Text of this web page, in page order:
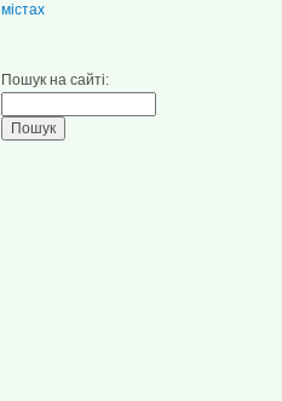
містах
Пошук на сайті: